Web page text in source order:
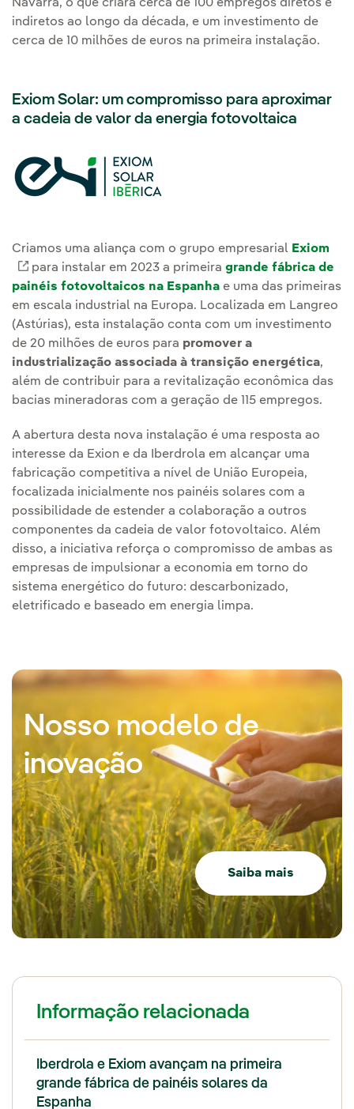
Navarra, o que criará cerca de 100 empregos diretos e
indiretos ao longo da década, e um investimento de
cerca de 10 milhões de euros na primeira instalação.
Exiom Solar: um compromisso para aproximar
a cadeia de valor da energia fotovoltaica
Criamos uma aliança com o grupo empresarial Exiom
Link externo, abra em uma nova aba.
para instalar em 2023 a primeira grande fábrica de
painéis fotovoltaicos na Espanha e uma das primeiras
em escala industrial na Europa. Localizada em Langreo
(Astúrias), esta instalação conta com um investimento
de 20 milhões de euros para promover a
industrialização associada à transição energética,
além de contribuir para a revitalização econômica das
bacias mineradoras com a geração de 115 empregos.
A abertura desta nova instalação é uma resposta ao
interesse da Exion e da Iberdrola em alcançar uma
fabricação competitiva a nível de União Europeia,
focalizada inicialmente nos painéis solares com a
possibilidade de estender a colaboração a outros
componentes da cadeia de valor fotovoltaico. Além
disso, a iniciativa reforça o compromisso de ambas as
empresas de impulsionar a economia em torno do
sistema energético do futuro: descarbonizado,
eletrificado e baseado em energia limpa.
Nosso modelo de
inovação
Saiba mais
Informação relacionada
Iberdrola e Exiom avançam na primeira
grande fábrica de painéis solares da
Espanha